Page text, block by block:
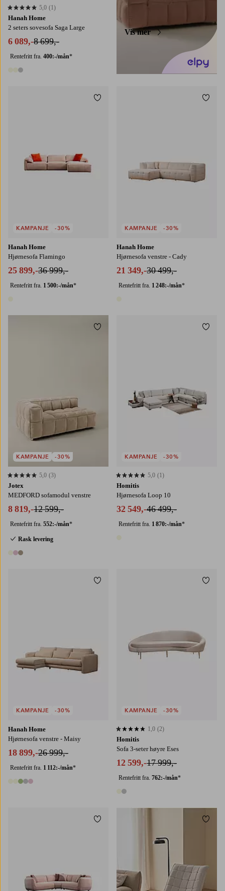
Hanah Home
2 seters sovesofa Saga Large
6 089,-8 699,-
Rentefritt fra. 400:-/mån*
3 farger
5,0 basert på 1 karaktergivninger
5,0 (1)
Vis mer
Hanah Home
Hjørnesofa Flamingo
25 899,-36 999,-
Rentefritt fra. 1 500:-/mån*
KAMPANJE -30%
Legg til favoritter
Hanah Home
Hjørnesofa venstre - Cady
21 349,-30 499,-
Rentefritt fra. 1 248:-/mån*
KAMPANJE -30%
Jotex
MEDFORD sofamodul venstre
8 819,-12 599,-
Rentefritt fra. 552:-/mån*
Rask levering
3 farger
5,0 basert på 3 karaktergivninger
5,0 (3)
KAMPANJE -30%
Legg til favoritter
Homitis
Hjørnesofa Loop 10
32 549,-46 499,-
Rentefritt fra. 1 870:-/mån*
5,0 basert på 1 karaktergivninger
5,0 (1)
KAMPANJE -30%
Hanah Home
Hjørnesofa venstre - Maisy
18 899,-26 999,-
Rentefritt fra. 1 112:-/mån*
5 farger
KAMPANJE -30%
Legg til favoritter
Homitis
Sofa 3-seter høyre Eses
12 599,-17 999,-
Rentefritt fra. 762:-/mån*
2 farger
1,0 basert på 2 karaktergivninger
1,0 (2)
KAMPANJE -30%
Legg til favoritter